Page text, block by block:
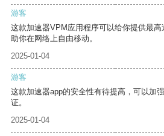
游客
这款加速器VPM应用程序可以给你提供最
助你在网络上自由移动。
2025-01-04
游客
这款加速器app的安全性有待提高，可以加
证。
2025-01-04